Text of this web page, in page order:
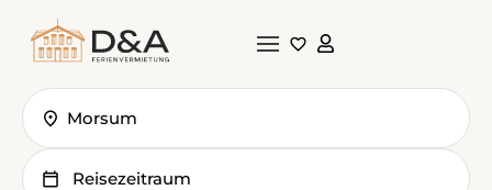
Morsum
Reisezeitraum